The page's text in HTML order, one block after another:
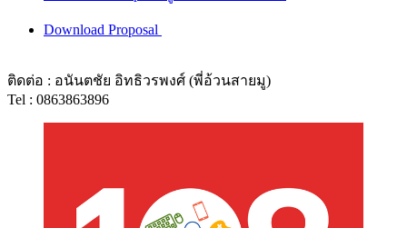
Download Proposal
ติดต่อ : อนันตชัย อิทธิวรพงศ์ (พี่อ้วนสายมู)
Tel : 0863863896